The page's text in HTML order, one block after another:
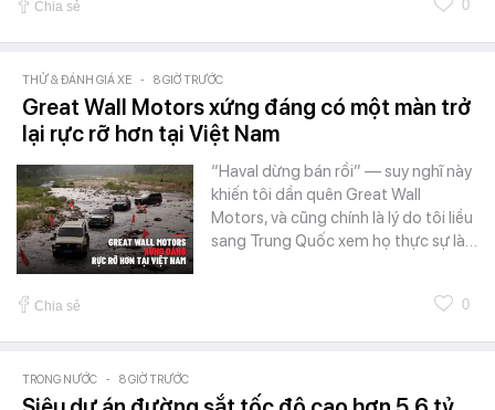
Chia sẻ 0
THỬ & ĐÁNH GIÁ XE - 8 GIỜ TRƯỚC
Great Wall Motors xứng đáng có một màn trở
lại rực rỡ hơn tại Việt Nam
“Haval dừng bán rồi” — suy nghĩ này
khiến tôi dần quên Great Wall
Motors, và cũng chính là lý do tôi liều
sang Trung Quốc xem họ thực sự là…
Chia sẻ 0
TRONG NƯỚC - 8 GIỜ TRƯỚC